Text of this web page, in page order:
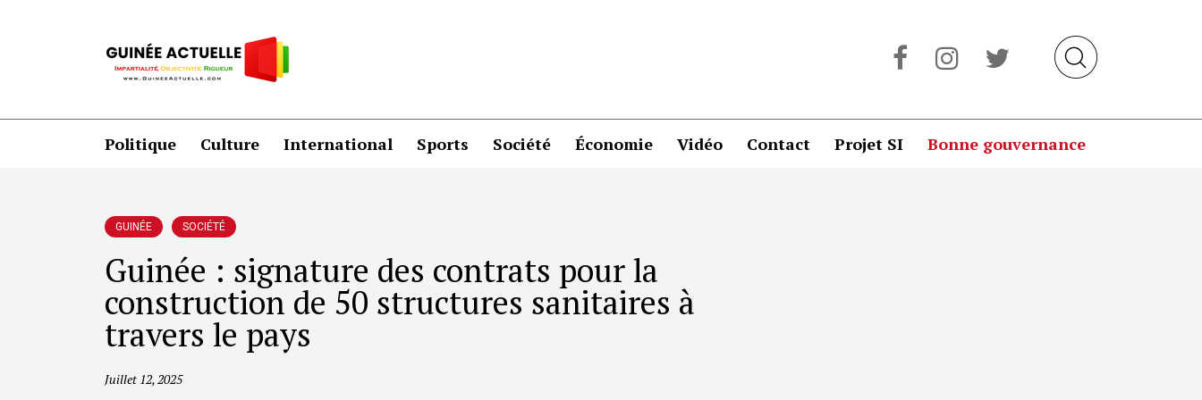
Politique Culture International Sports Société Économie Vidéo Contact Projet SI Bonne gouvernance
GUINÉE SOCIÉTÉ
Guinée : signature des contrats pour la
construction de 50 structures sanitaires à
travers le pays
Juillet 12, 2025